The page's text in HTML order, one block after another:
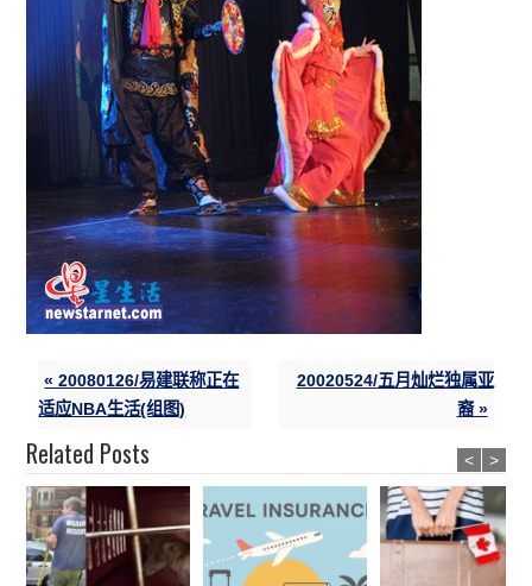
« 20080126/易建联称正在
适应NBA生活(组图)
20020524/五月灿烂独属亚
裔 »
Related Posts < >